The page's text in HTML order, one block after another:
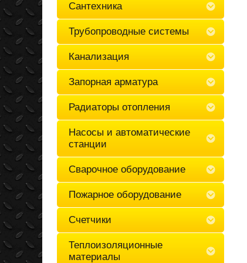
Сантехника
Трубопроводные системы
Канализация
Запорная арматура
Радиаторы отопления
Насосы и автоматические
станции
Сварочное оборудование
Пожарное оборудование
Счетчики
Теплоизоляционные
материалы